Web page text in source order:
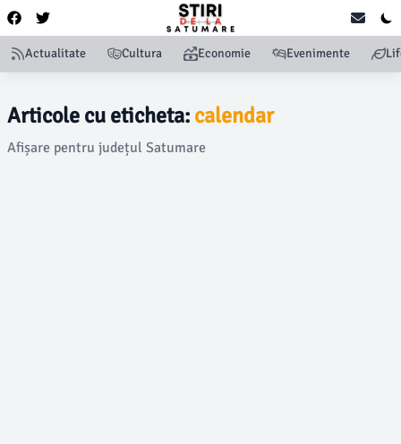
Actualitate Cultura Economie Evenimente
Articole cu eticheta: calendar
Afișare pentru județul Satumare